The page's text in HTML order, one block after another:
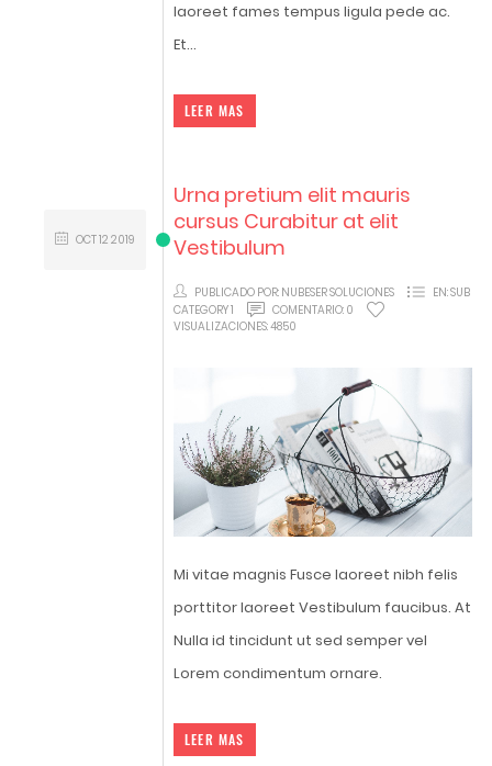
laoreet fames tempus ligula pede ac.
Et...
LEER MAS
Urna pretium elit mauris
cursus Curabitur at elit
Vestibulum
PUBLICADO POR: NUBESER SOLUCIONES EN:SUB
CATEGORY 1
OCT12 2019
COMENTARIO: 0
VISUALIZACIONES:4850
Mi vitae magnis Fusce laoreet nibh felis
porttitor laoreet Vestibulum faucibus. At
Nulla id tincidunt ut sed semper vel
Lorem condimentum ornare.
LEER MAS